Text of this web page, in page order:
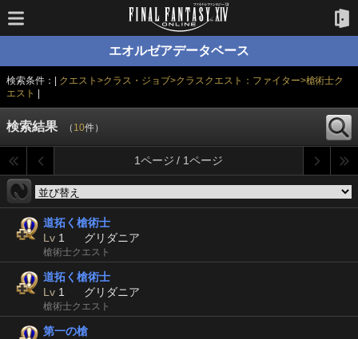
エオルゼアデータベース
検索条件：| クエスト>クラス・ジョブ>クラスクエスト：ファイター>槍術士ク
エスト
検索結果 （ 10件）
1ページ / 1ページ
道拓く槍術士
Lv 1 グリダニア
槍術士クエスト
道拓く槍術士
Lv 1 グリダニア
槍術士クエスト
第一の槍